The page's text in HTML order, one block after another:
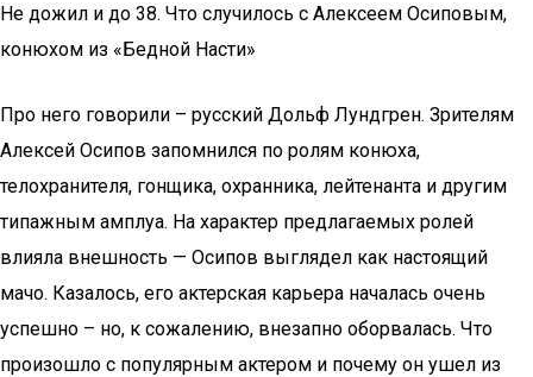
Не дожил и до 38. Что случилось с Алексеем Осиповым,
конюхом из «Бедной Насти»
Про него говорили – русский Дольф Лундгрен. Зрителям
Алексей Осипов запомнился по ролям конюха,
телохранителя, гонщика, охранника, лейтенанта и другим
типажным амплуа. На характер предлагаемых ролей
влияла внешность — Осипов выглядел как настоящий
мачо. Казалось, его актерская карьера началась очень
успешно – но, к сожалению, внезапно оборвалась. Что
произошло с популярным актером и почему он ушел из